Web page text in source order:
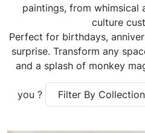
paintings, from
culture
Perfect for birthdays,
surprise. Transform any
and a splash of monkey
you ?